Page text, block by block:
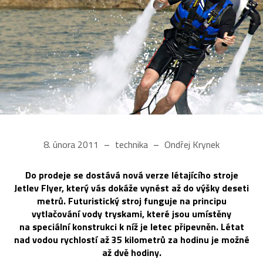
8. února 2011 technika Ondřej Krynek
Do prodeje se dostává nová verze létajícího stroje
Jetlev Flyer, který vás dokáže vynést až do výšky deseti
metrů. Futuristický stroj funguje na principu
vytlačování vody tryskami, které jsou umístěny
na speciální konstrukci k níž je letec připevněn. Létat
nad vodou rychlostí až 35 kilometrů za hodinu je možné
až dvě hodiny.